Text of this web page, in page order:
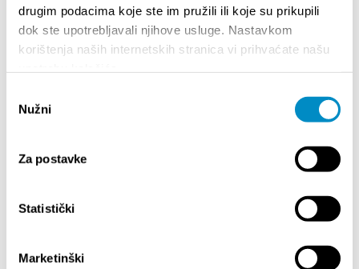
drugim podacima koje ste im pružili ili koje su prikupili
dok ste upotrebljavali njihove usluge. Nastavkom
korištenja naših internetskih stranica vi prihvaćate našu
pristanka
Nužni
Za postavke
Statistički
Marketinški
ADVENT IN STOBREČ
Mehr
Mehr